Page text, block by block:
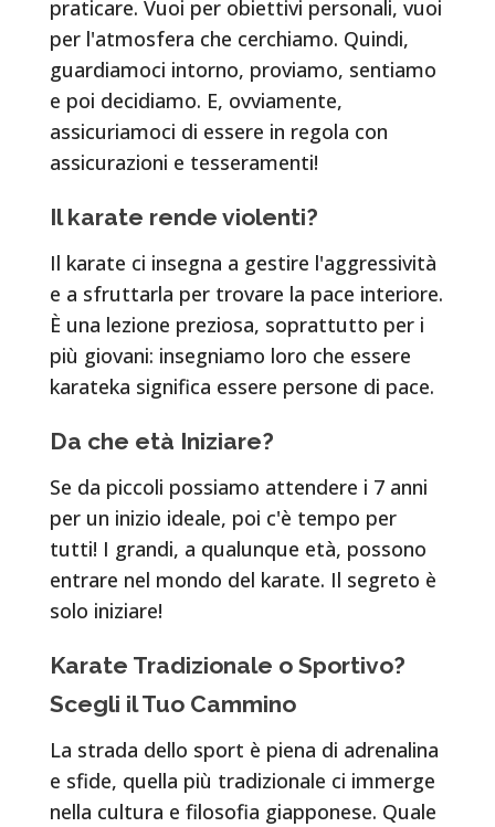
praticare. Vuoi per obiettivi personali, vuoi
per l'atmosfera che cerchiamo. Quindi,
guardiamoci intorno, proviamo, sentiamo
e poi decidiamo. E, ovviamente,
assicuriamoci di essere in regola con
assicurazioni e tesseramenti!
Il karate rende violenti?
Il karate ci insegna a gestire l'aggressività
e a sfruttarla per trovare la pace interiore.
È una lezione preziosa, soprattutto per i
più giovani: insegniamo loro che essere
karateka significa essere persone di pace.
Da che età Iniziare?
Se da piccoli possiamo attendere i 7 anni
per un inizio ideale, poi c'è tempo per
tutti! I grandi, a qualunque età, possono
entrare nel mondo del karate. Il segreto è
solo iniziare!
Karate Tradizionale o Sportivo?
Scegli il Tuo Cammino
La strada dello sport è piena di adrenalina
e sfide, quella più tradizionale ci immerge
nella cultura e filosofia giapponese. Quale